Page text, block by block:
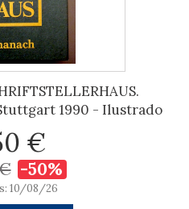
1990 - Ilustrado
€
-50%
10/08/26